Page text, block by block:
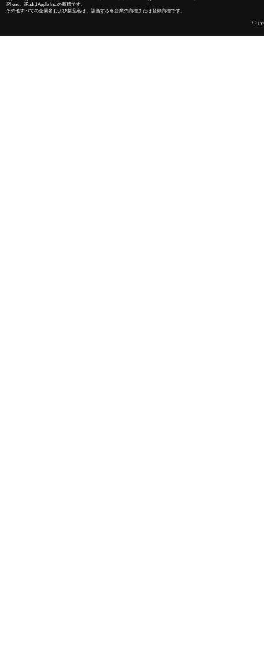
iPhone、iPadはApple Inc.の商標です。
その他すべての企業名および製品名は、該当する各企業の商標または登録商標です。